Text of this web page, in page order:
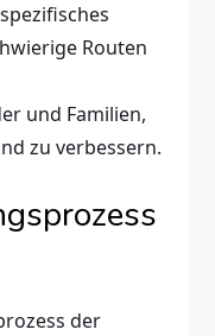
Routen
und Familien,
zu verbessern.
der